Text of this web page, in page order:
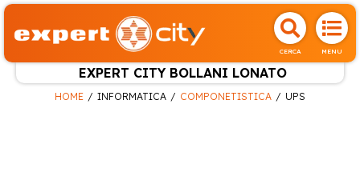
CERCA MENU
EXPERT CITY BOLLANI LONATO
HOME INFORMATICA COMPONETISTICA UPS